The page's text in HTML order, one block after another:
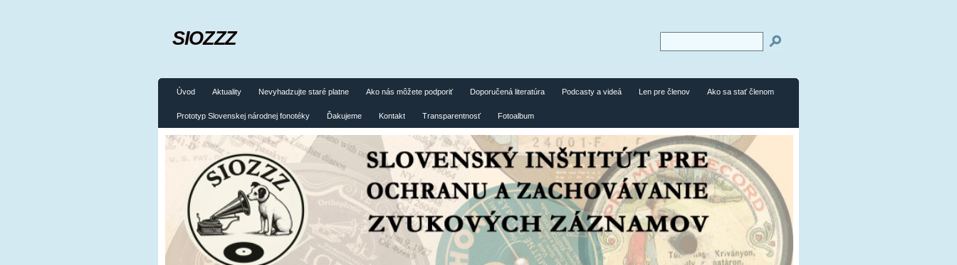
Úvod Aktuality Nevyhadzujte staré platne Ako nás môžete podporiť Doporučená literatúra Podcasty a videá Len pre členov Ako sa stať členom
Prototyp Slovenskej národnej fonotéky Ďakujeme Kontakt Transparentnosť Fotoalbum
SIOZZZ